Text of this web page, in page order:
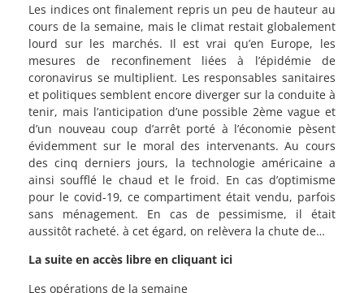
Les indices ont finalement repris un peu de hauteur au
cours de la semaine, mais le climat restait globalement
lourd sur les marchés. Il est vrai qu’en Europe, les
mesures de reconfinement liées à l’épidémie de
coronavirus se multiplient. Les responsables sanitaires
et politiques semblent encore diverger sur la conduite à
tenir, mais l’anticipation d’une possible 2ème vague et
d’un nouveau coup d’arrêt porté à l’économie pèsent
évidemment sur le moral des intervenants. Au cours
des cinq derniers jours, la technologie américaine a
ainsi soufflé le chaud et le froid. En cas d’optimisme
pour le covid-19, ce compartiment était vendu, parfois
sans ménagement. En cas de pessimisme, il était
aussitôt racheté. à cet égard, on relèvera la chute de…
La suite en accès libre en cliquant ici
Les opérations de la semaine